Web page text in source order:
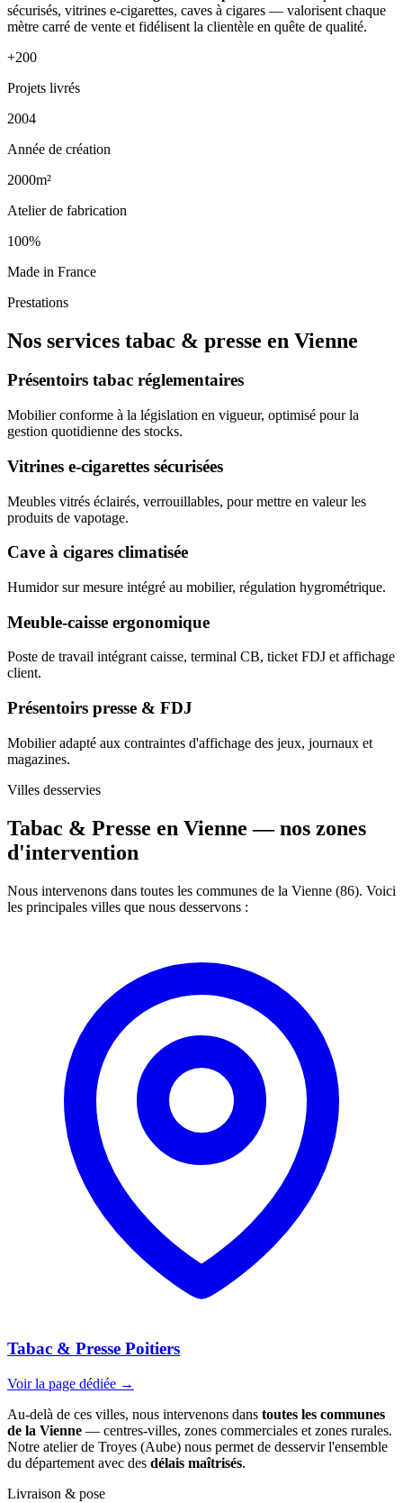
sécurisés, vitrines e-cigarettes, caves à cigares — valorisent chaque
mètre carré de vente et fidélisent la clientèle en quête de qualité.
+200
Projets livrés
2004
Année de création
2000m²
Atelier de fabrication
100%
Made in France
Prestations
Nos services tabac & presse en Vienne
Présentoirs tabac réglementaires
Mobilier conforme à la législation en vigueur, optimisé pour la
gestion quotidienne des stocks.
Vitrines e-cigarettes sécurisées
Meubles vitrés éclairés, verrouillables, pour mettre en valeur les
produits de vapotage.
Cave à cigares climatisée
Humidor sur mesure intégré au mobilier, régulation hygrométrique.
Meuble-caisse ergonomique
Poste de travail intégrant caisse, terminal CB, ticket FDJ et affichage
client.
Présentoirs presse & FDJ
Mobilier adapté aux contraintes d'affichage des jeux, journaux et
magazines.
Villes desservies
Tabac & Presse en Vienne —nos zones
d'intervention
Nous intervenons dans toutes les communes de la Vienne (86). Voici
les principales villes que nous desservons :
Tabac & Presse Poitiers
Voir la page dédiée →
Au-delà de ces villes, nous intervenons dans toutes les communes
de la Vienne — centres-villes, zones commerciales et zones rurales.
Notre atelier de Troyes (Aube) nous permet de desservir l'ensemble
du département avec des délais maîtrisés.
Livraison & pose